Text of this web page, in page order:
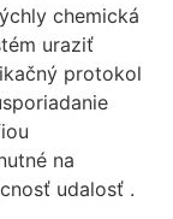
chemická
uraziť
protokol
na
udalosť .